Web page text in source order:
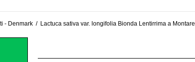
- Denmark / Lactuca sativa var. longifolia Bionda Lentirrima a Montare